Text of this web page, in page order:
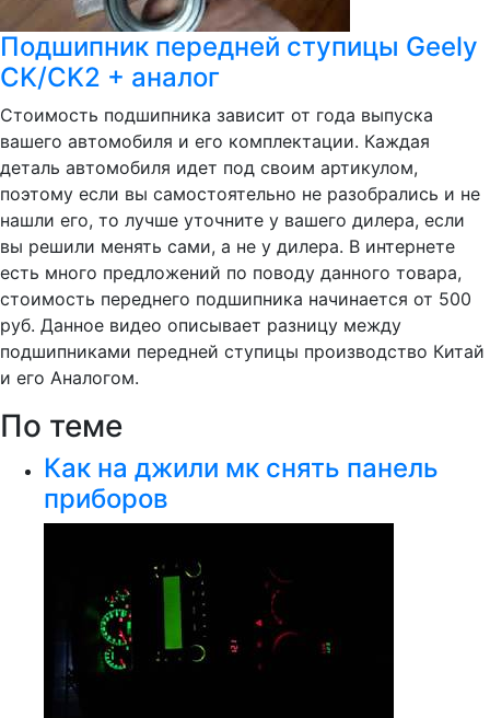
Подшипник передней ступицы Geely
CK/CK2 + аналог
Стоимость подшипника зависит от года выпуска
вашего автомобиля и его комплектации. Каждая
деталь автомобиля идет под своим артикулом,
поэтому если вы самостоятельно не разобрались и не
нашли его, то лучше уточните у вашего дилера, если
вы решили менять сами, а не у дилера. В интернете
есть много предложений по поводу данного товара,
стоимость переднего подшипника начинается от 500
руб. Данное видео описывает разницу между
подшипниками передней ступицы производство Китай
и его Аналогом.
По теме
Как на джили мк снять панель
приборов